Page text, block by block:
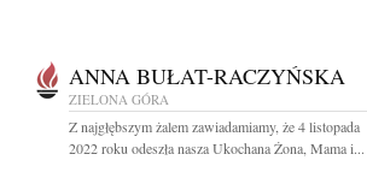
ANNA BUŁAT-RACZYŃSKA
ZIELONA GÓRA
Z najgłębszym żalem zawiadamiamy, że 4 listopada
2022 roku odeszła nasza Ukochana Żona, Mama i...